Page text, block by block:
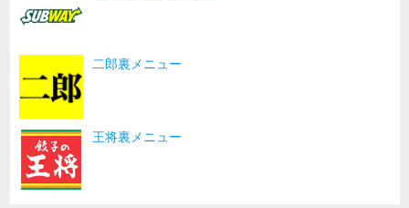
二郎裏メニュー
王将裏メニュー